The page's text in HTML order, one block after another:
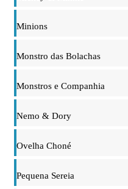
Minions
Monstro das Bolachas
Monstros e Companhia
Nemo & Dory
Ovelha Choné
Pequena Sereia